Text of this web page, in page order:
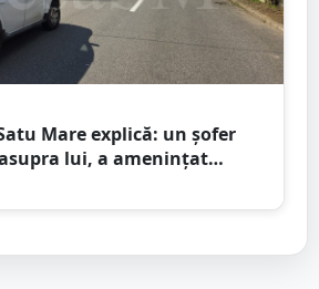
Mare explică: un șofer
lui, a amenințat
speciale l-au imobilizat